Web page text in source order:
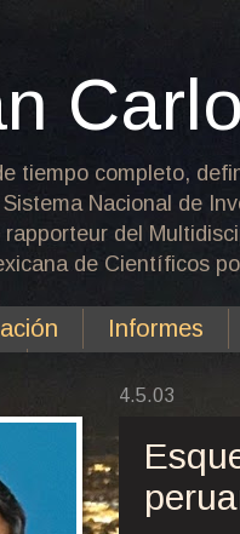
tiempo completo,
Nacional de
del
de Científicos
Informes
4.5.03